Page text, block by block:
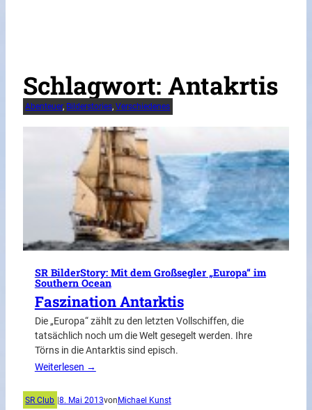
Schlagwort:Antakrtis
Abenteuer, Bilderstories, Verschiedenes
SR BilderStory: Mit dem Großsegler „Europa“ im
Southern Ocean
Faszination Antarktis
Die „Europa“ zählt zu den letzten Vollschiffen, die
tatsächlich noch um die Welt gesegelt werden. Ihre
Törns in die Antarktis sind episch.
Weiterlesen →
SR Club |8. Mai 2013vonMichael Kunst